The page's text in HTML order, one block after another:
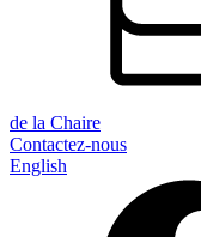
de la Chaire
Contactez-nous
English